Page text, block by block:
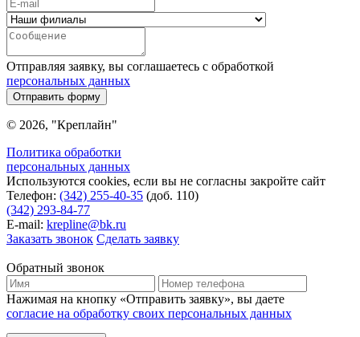
Отправляя заявку, вы соглашаетесь с обработкой
персональных данных
Отправить форму
© 2026, "Креплайн"
Политика обработки
персональных данных
Используются cookies, если вы не согласны закройте сайт
Телефон: (342) 255-40-35 (доб. 110)
(342) 293-84-77
E-mail: krepline@bk.ru
Заказать звонок Сделать заявку
Обратный звонок
Нажимая на кнопку «Отправить заявку», вы даете
согласие на обработку своих персональных данных